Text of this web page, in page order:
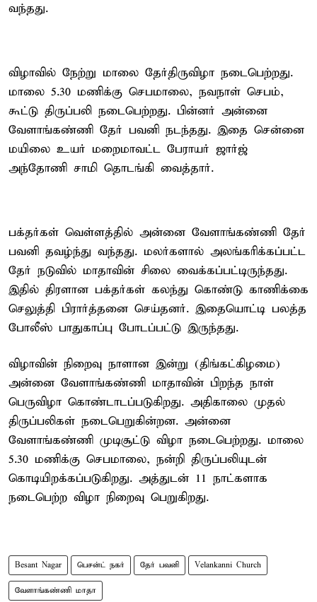
வந்தது.
விழாவில் நேற்று மாலை தேர்திருவிழா நடைபெற்றது.
மாலை 5.30 மணிக்கு செபமாலை, நவநாள் செபம்,
கூட்டு திருப்பலி நடைபெற்றது. பின்னர் அன்னை
வேளாங்கண்ணி தேர் பவனி நடந்தது. இதை சென்னை
மயிலை உயர் மறைமாவட்ட பேராயர் ஜார்ஜ்
அந்தோணி சாமி தொடங்கி வைத்தார்.
பக்தர்கள் வெள்ளத்தில் அன்னை வேளாங்கண்ணி தேர்
பவனி தவழ்ந்து வந்தது. மலர்களால் அலங்கரிக்கப்பட்ட
தேர் நடுவில் மாதாவின் சிலை வைக்கப்பட்டிருந்தது.
இதில் திரளான பக்தர்கள் கலந்து கொண்டு காணிக்கை
செலுத்தி பிரார்த்தனை செய்தனர். இதையொட்டி பலத்த
போலீஸ் பாதுகாப்பு போடப்பட்டு இருந்தது.
விழாவின் நிறைவு நாளான இன்று (திங்கட்கிழமை)
அன்னை வேளாங்கண்ணி மாதாவின் பிறந்த நாள்
பெருவிழா கொண்டாடப்படுகிறது. அதிகாலை முதல்
திருப்பலிகள் நடைபெறுகின்றன. அன்னை
வேளாங்கண்ணி முடிசூட்டு விழா நடைபெற்றது. மாலை
5.30 மணிக்கு செபமாலை, நன்றி திருப்பலியுடன்
கொடியிறக்கப்படுகிறது. அத்துடன் 11 நாட்களாக
நடைபெற்ற விழா நிறைவு பெறுகிறது.
Besant Nagar பெசன்ட் நகர் தேர் பவனி Velankanni Church
வேளாங்கண்ணி மாதா